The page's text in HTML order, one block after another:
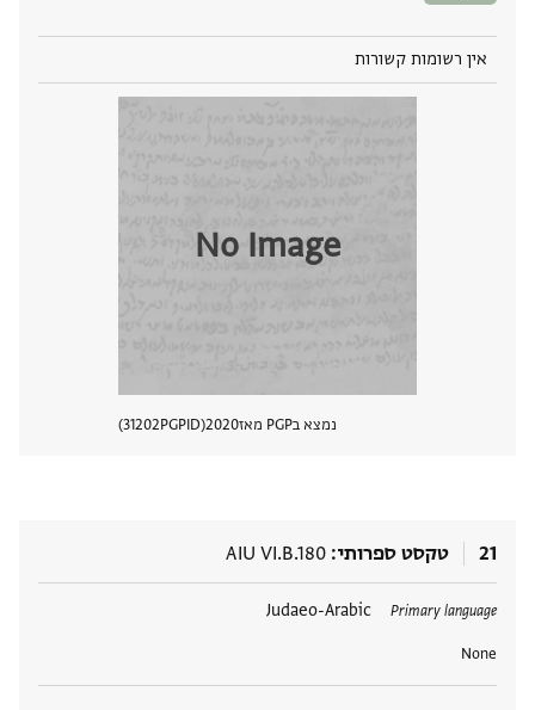
אין רשומות קשורות
No Image
נמצא בPGP מאז 2020
PGPID
31202
21 טקסט ספרותי AIU VI.B.180
Primary language
Judaeo-Arabic
None
תגים